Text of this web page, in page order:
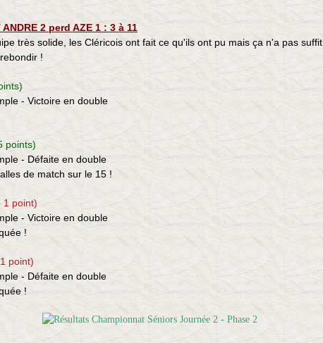
ANDRE 2 perd AZE 1 : 3 à 11
très solide, les Cléricois ont fait ce qu'ils ont pu mais ça n'a pas suffit.
!
- Victoire en double
points)
- Défaite en double
de match sur le 15 !
1 point)
- Victoire en double
!
point)
- Défaite en double
!